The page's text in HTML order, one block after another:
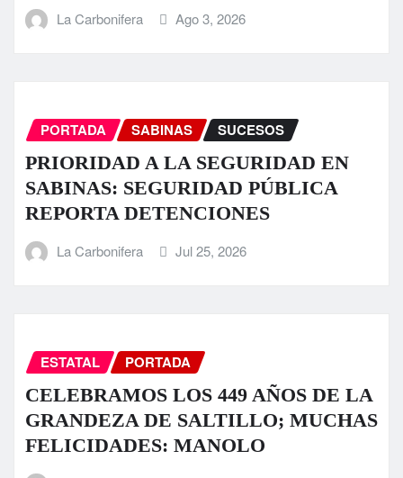
La Carbonifera Ago 3, 2026
PORTADA SABINAS SUCESOS
PRIORIDAD A LA SEGURIDAD EN
SABINAS: SEGURIDAD PÚBLICA
REPORTA DETENCIONES
La Carbonifera Jul 25, 2026
ESTATAL PORTADA
CELEBRAMOS LOS 449 AÑOS DE LA
GRANDEZA DE SALTILLO; MUCHAS
FELICIDADES: MANOLO